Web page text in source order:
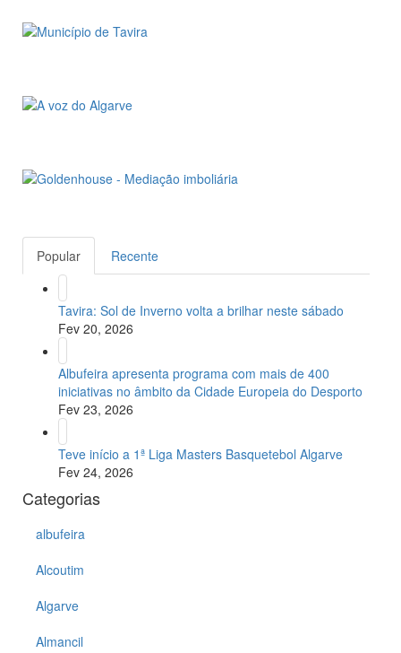
Popular Recente
Tavira: Sol de Inverno volta a brilhar neste sábado
Fev 20, 2026
Albufeira apresenta programa com mais de 400
iniciativas no âmbito da Cidade Europeia do Desporto
Fev 23, 2026
Teve início a 1ª Liga Masters Basquetebol Algarve
Fev 24, 2026
Categorias
albufeira
Alcoutim
Algarve
Almancil